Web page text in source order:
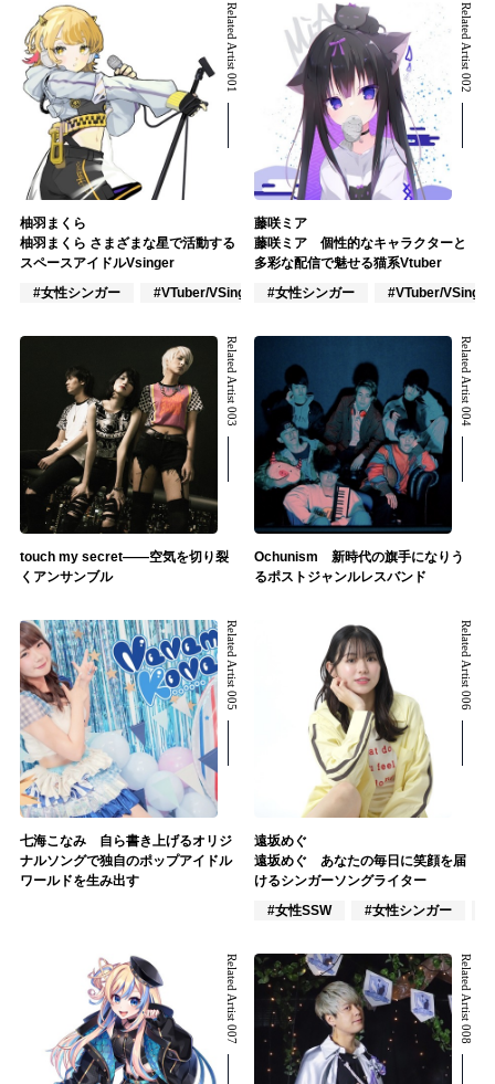
Related Artist 001
柚羽まくら
柚羽まくら さまざまな星で活動する
スペースアイドルVsinger
#女性シンガー
#VTuber/VSinger #ポップス
Related Artist 002
藤咲ミア
藤咲ミア 個性的なキャラクターと
多彩な配信で魅せる猫系Vtuber
#女性シンガー
#VTuber/VSinger
Related Artist 003
touch my secret――空気を切り裂
くアンサンブル
Related Artist 004
Ochunism 新時代の旗手になりう
るポストジャンルレスバンド
Related Artist 005
七海こなみ 自ら書き上げるオリジ
ナルソングで独自のポップアイドル
ワールドを生み出す
Related Artist 006
遠坂めぐ
遠坂めぐ あなたの毎日に笑顔を届
けるシンガーソングライター
#女性SSW
#女性シンガー
Related Artist 007 Related Artist 008